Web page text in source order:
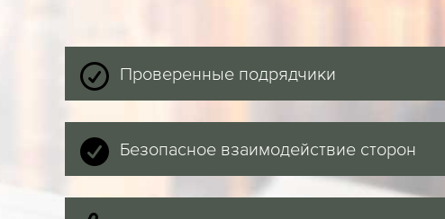
Проверенные подрядчики
Безопасное взаимодействие сторон